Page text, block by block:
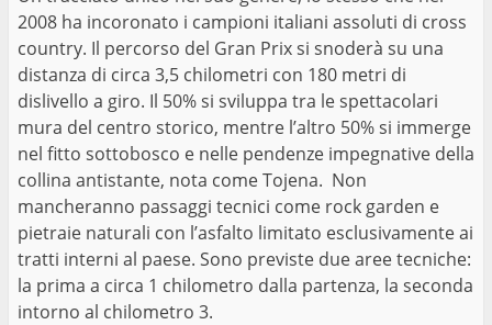
2008 ha incoronato i campioni italiani assoluti di cross
country. Il percorso del Gran Prix si snoderà su una
distanza di circa 3,5 chilometri con 180 metri di
dislivello a giro. Il 50% si sviluppa tra le spettacolari
mura del centro storico, mentre l’altro 50% si immerge
nel fitto sottobosco e nelle pendenze impegnative della
collina antistante, nota come Tojena. Non
mancheranno passaggi tecnici come rock garden e
pietraie naturali con l’asfalto limitato esclusivamente ai
tratti interni al paese. Sono previste due aree tecniche:
la prima a circa 1 chilometro dalla partenza, la seconda
intorno al chilometro 3.